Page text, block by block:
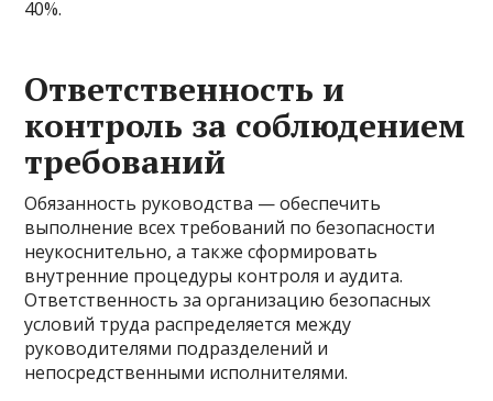
40%.
Ответственность и
контроль за соблюдением
требований
Обязанность руководства — обеспечить
выполнение всех требований по безопасности
неукоснительно, а также сформировать
внутренние процедуры контроля и аудита.
Ответственность за организацию безопасных
условий труда распределяется между
руководителями подразделений и
непосредственными исполнителями.